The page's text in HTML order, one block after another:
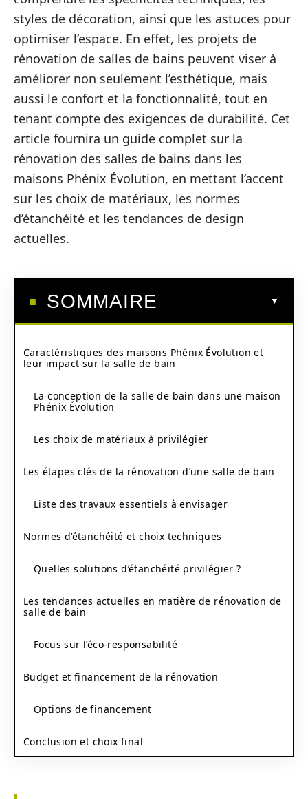
styles de décoration, ainsi que les astuces pour
optimiser l’espace. En effet, les projets de
rénovation de salles de bains peuvent viser à
améliorer non seulement l’esthétique, mais
aussi le confort et la fonctionnalité, tout en
tenant compte des exigences de durabilité. Cet
article fournira un guide complet sur la
rénovation des salles de bains dans les
maisons Phénix Évolution, en mettant l’accent
sur les choix de matériaux, les normes
d’étanchéité et les tendances de design
actuelles.
SOMMAIRE
Caractéristiques des maisons Phénix Évolution et
leur impact sur la salle de bain
La conception de la salle de bain dans une maison
Phénix Évolution
Les choix de matériaux à privilégier
Les étapes clés de la rénovation d’une salle de bain
Liste des travaux essentiels à envisager
Normes d’étanchéité et choix techniques
Quelles solutions d’étanchéité privilégier ?
Les tendances actuelles en matière de rénovation de
salle de bain
Focus sur l’éco-responsabilité
Budget et financement de la rénovation
Options de financement
Conclusion et choix final